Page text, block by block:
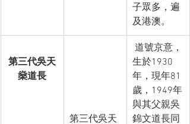
子眾多，遍
及港澳。
第三代吳天
燊道長
第三代吳天
道號京意，
生於1930
年，現年81
歲，1949年
與其父親吳
錦文道長同